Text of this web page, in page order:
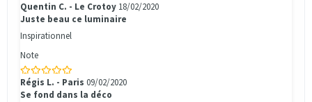
Quentin C. - Le Crotoy 18/02/2020
Juste beau ce luminaire
Inspirationnel
Note
Régis L. - Paris 09/02/2020
Se fond dans la déco